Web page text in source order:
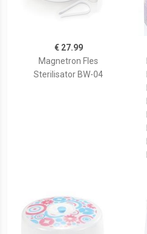
€ 27.99
Magnetron Fles
Sterilisator BW-04